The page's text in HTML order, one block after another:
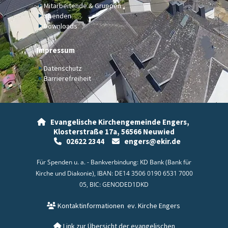
Mitarbeitende & Gruppen
Spenden
Downloads
Impressum
Datenschutz
Barrierefreiheit

Evangelische Kirchengemeinde Engers,
Klosterstraße 17a, 56566 Neuwied
02622 2344 engers@ekir.de
Für Spenden u. a. - Bankverbindung: KD Bank (Bank für
Kirche und Diakonie), IBAN: DE14 3506 0190 6531 7000
05, BIC: GENODED1DKD
Kontaktinformationen ev. Kirche Engers
Link zur Übersicht der evangelischen